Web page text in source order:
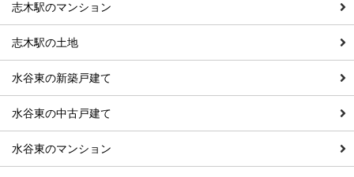
志木駅のマンション
志木駅の土地
水谷東の新築戸建て
水谷東の中古戸建て
水谷東のマンション